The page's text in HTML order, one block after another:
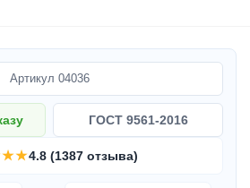
Артикул 04036
ГОСТ 9561-2016
4.8 (1387 отзыва)